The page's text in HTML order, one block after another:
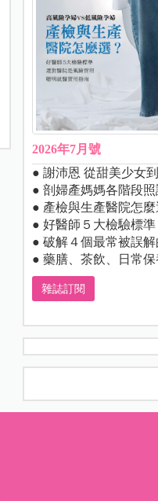
2026年7月號
● 謝沛恩 從甜美少女
● 剖婦產媽媽各階段照
● 產檢與生產醫院怎麼
● 好醫師５大檢驗標
● 破解４個最常被誤
● 藥膳、茶飲、日常
雜誌訂閱